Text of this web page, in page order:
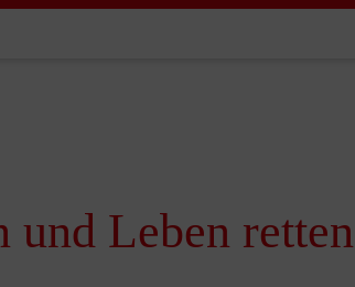
Leben retten